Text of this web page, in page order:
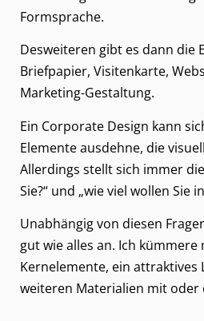
Formsprache.
Desweiteren gibt es dann die
Briefpapier, Visitenkarte,
Marketing-Gestaltung.
Ein Corporate Design kann
Elemente ausdehne, die
Allerdings stellt sich immer
Sie?“ und „wie viel wollen Sie
Unabhängig von diesen
gut wie alles an. Ich kümmere
Kernelemente, ein attraktives
weiteren Materialien mit oder